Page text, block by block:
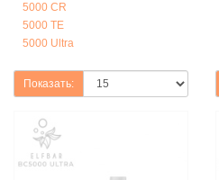
5000 CR
5000 TE
5000 Ultra
Показать: